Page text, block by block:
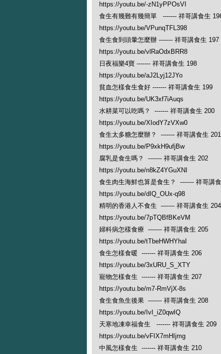
https://youtu.be/-zN1yPPOsVI
食生有幾難有幾簡單 ------- 祥哥講食生
https://youtu.be/VPunqTFL398
食生食到頭暈怎麼辦 ------- 祥哥講食生 197
https://youtu.be/vlRaOdxBRR8
日夜福樂4寶 ------- 祥哥講食生 198
https://youtu.be/aJ2Lyj12JYo
貧血怎樣食生食好 ------- 祥哥講食生 199
https://youtu.be/UK3xf7iAuqs
水耕菜可以吃嗎？ ------- 祥哥講食生 200
https://youtu.be/XIodY7zVXw0
食生太多糖怎麼辦？ ------- 祥哥講食生 201
https://youtu.be/P9xkH9ufjBw
腐乳是食生嗎？ ------- 祥哥講食生 202
https://youtu.be/n8kZ4YGuXNI
食生肉生海鮮也算是食生？ ------- 祥哥講
https://youtu.be/dIQ_OUx-q98
精明的香港人不食生 ------- 祥哥講食生 204
https://youtu.be/7pTQBfBKeVM
婦科病怎樣食療 ------- 祥哥講食生 205
https://youtu.be/tTbeHWHYhaI
食生怎樣食暖 ------- 祥哥講食生 206
https://youtu.be/3xURU_S_XTY
寵物怎樣食生 ------- 祥哥講食生 207
https://youtu.be/m7-RmVjX-8s
食生食魚生後果 ------- 祥哥講食生 208
https://youtu.be/IvI_iZ0qwIQ
天寒地凍幸福食生 ------- 祥哥講食生 209
https://youtu.be/vFIX7mHIjmg
中風怎樣食生 ------- 祥哥講食生 210